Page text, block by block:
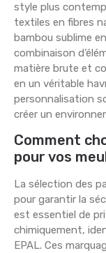
style plus
textiles en fibres
bambou sublime
combinaison
matière brute et
en un véritable
personnalisation
créer un
Comment
pour vos
La sélection des
pour garantir la
est essentiel de
chimiquement,
EPAL. Ces